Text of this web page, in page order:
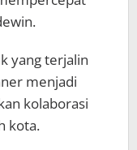
yang terjalin
menjadi
kolaborasi
kota.